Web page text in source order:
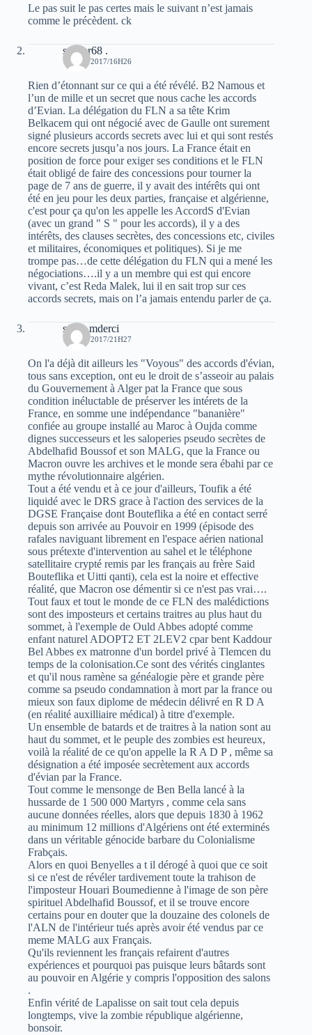
Le pas suit le pas certes mais le suivant n’est jamais
comme le précèdent. ck
s@ber68 .
19 MAI 2017/16H26
Rien d’étonnant sur ce qui a été révélé. B2 Namous et
l’un de mille et un secret que nous cache les accords
d’Evian. La délégation du FLN a sa tête Krim
Belkacem qui ont négocié avec de Gaulle ont surement
signé plusieurs accords secrets avec lui et qui sont restés
encore secrets jusqu’a nos jours. La France était en
position de force pour exiger ses conditions et le FLN
était obligé de faire des concessions pour tourner la
page de 7 ans de guerre, il y avait des intérêts qui ont
été en jeu pour les deux parties, française et algérienne,
c'est pour ça qu'on les appelle les AccordS d'Evian
(avec un grand " S " pour les accords), il y a des
intérêts, des clauses secrètes, des concessions etc, civiles
et militaires, économiques et politiques). Si je me
trompe pas…de cette délégation du FLN qui a mené les
négociations….il y a un membre qui est qui encore
vivant, c’est Reda Malek, lui il en sait trop sur ces
accords secrets, mais on l’a jamais entendu parler de ça.
samir mderci
19 MAI 2017/21H27
On l'a déjà dit ailleurs les "Voyous" des accords d'évian,
tous sans exception, ont eu le droit de s’asseoir au palais
du Gouvernement à Alger pat la France que sous
condition inéluctable de préserver les intérets de la
France, en somme une indépendance "bananière"
confiée au groupe installé au Maroc à Oujda comme
dignes successeurs et les saloperies pseudo secrètes de
Abdelhafid Boussof et son MALG, que la France ou
Macron ouvre les archives et le monde sera ébahi par ce
mythe révolutionnaire algérien.
Tout a été vendu et à ce jour d'ailleurs, Toufik a été
liquidé avec le DRS grace à l'action des services de la
DGSE Française dont Bouteflika a été en contact serré
depuis son arrivée au Pouvoir en 1999 (épisode des
rafales naviguant librement en l'espace aérien national
sous prétexte d'intervention au sahel et le téléphone
satellitaire crypté remis par les français au frère Said
Bouteflika et Uitti qanti), cela est la noire et effective
réalité, que Macron ose démentir si ce n'est pas vrai….
Tout faux et tout le monde de ce FLN des malédictions
sont des imposteurs et certains traitres au plus haut du
sommet, à l'exemple de Ould Abbes adopté comme
enfant naturel ADOPT2 ET 2LEV2 cpar bent Kaddour
Bel Abbes ex matronne d'un bordel privé à Tlemcen du
temps de la colonisation.Ce sont des vérités cinglantes
et qu'il nous ramène sa généalogie père et grande père
comme sa pseudo condamnation à mort par la france ou
mieux son faux diplome de médecin délivré en R D A
(en réalité auxilliaire médical) à titre d'exemple.
Un ensemble de batards et de traitres à la nation sont au
haut du sommet, et le peuple des zombies est heureux,
voilà la réalité de ce qu'on appelle la R A D P , même sa
désignation a été imposée secrètement aux accords
d'évian par la France.
Tout comme le mensonge de Ben Bella lancé à la
hussarde de 1 500 000 Martyrs , comme cela sans
aucune données réelles, alors que depuis 1830 à 1962
au minimum 12 millions d'Algériens ont été exterminés
dans un véritable génocide barbare du Colonialisme
Frabçais.
Alors en quoi Benyelles a t il dérogé à quoi que ce soit
si ce n'est de révéler tardivement toute la trahison de
l'imposteur Houari Boumedienne à l'image de son père
spirituel Abdelhafid Boussof, et il se trouve encore
certains pour en douter que la douzaine des colonels de
l'ALN de l'intérieur tués après avoir été vendus par ce
meme MALG aux Français.
Qu'ils reviennent les français refairent d'autres
expériences et pourquoi pas puisque leurs bâtards sont
au pouvoir en Algérie y compris l'opposition des salons
.
Enfin vérité de Lapalisse on sait tout cela depuis
longtemps, vive la zombie république algérienne,
bonsoir.